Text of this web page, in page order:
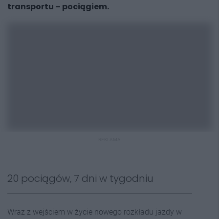
transportu – pociągiem.
20 pociągów, 7 dni w tygodniu
Wraz z wejściem w życie nowego rozkładu jazdy w